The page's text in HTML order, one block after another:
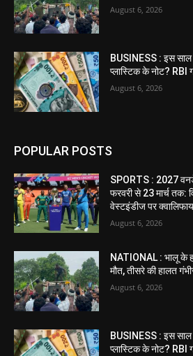
August 6, 2026
BUSINESS : इस
प्लास्टिक के नोट? RBI
August 6, 2026
POPULAR POSTS
SPORTS : 2027
फरवरी से 23 मार्च तक:
वेस्टइंडीज पर
August 6, 2026
NATIONAL : भालू के
मौत, तीसरे की हालत
August 6, 2026
BUSINESS : इस
प्लास्टिक के नोट? RBI